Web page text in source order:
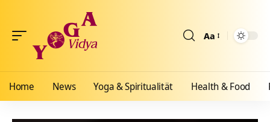
Aa
Home News Yoga & Spiritualität Health & Food